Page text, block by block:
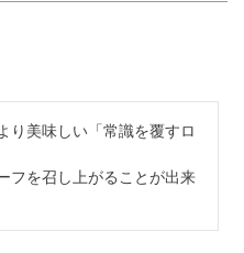
り美味しい「常識を覆すロ
フを召し上がることが出来